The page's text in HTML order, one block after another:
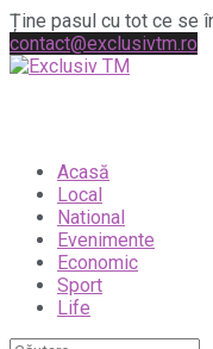
Ține pasul cu tot ce se
contact@exclusivtm.ro
Acasă
Local
National
Evenimente
Economic
Sport
Life